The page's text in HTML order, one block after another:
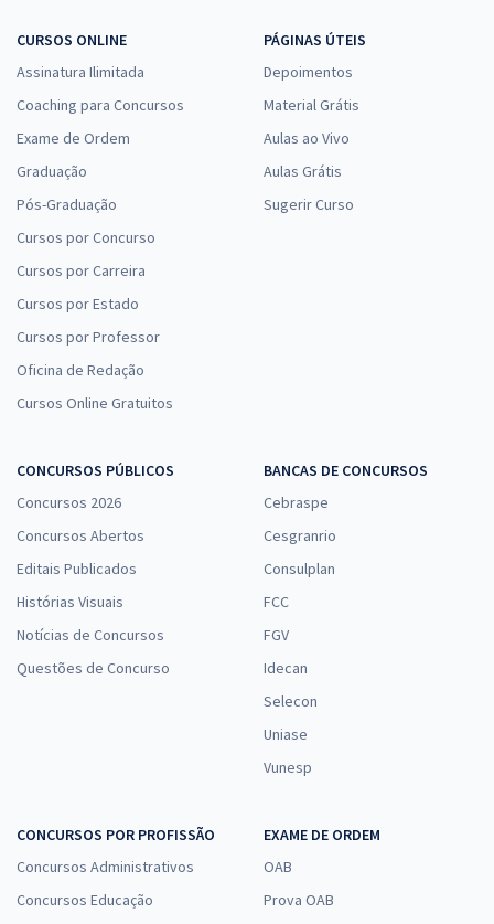
TJ SC - Tribunal de Justiça do Estado de Santa Catarina -
Conhecimentos Gerais para o Cargo de Técnico Judiciário Auxiliar
à vista
Economize R$ 65,96 (-20%)
Santa Catarina - Técnico Judiciário Auxiliar (Pós-Edital)
Comprar
TJ SC - Tribunal de Justiça do Estado de Santa Catarina -
Conhecimentos Específicos Para o Cargo de Assistente Social com
25,52
Economize R$ 76,56 (-20%)
Comprar
Conhecimentos Específicos Para o Cargo de Psicólogo com a
Equipe Gran
CURSOS ONLINE
Assinatura Ilimitada
Coaching para Concursos
Exame de Ordem
Graduação
Pós-Graduação
Cursos por Concurso
Cursos por Carreira
Cursos por Estado
Cursos por Professor
Oficina de Redação
Cursos Online Gratuitos
PÁGINAS ÚTEIS
Depoimentos
Material Grátis
Aulas ao Vivo
Aulas Grátis
Sugerir Curso
CONCURSOS PÚBLICOS
Concursos 2026
Concursos Abertos
Editais Publicados
Histórias Visuais
Notícias de Concursos
Questões de Concurso
BANCAS DE CONCURSOS
Cebraspe
Cesgranrio
Consulplan
FCC
FGV
Idecan
Selecon
Uniase
Vunesp
CONCURSOS POR PROFISSÃO
Concursos Administrativos
Concursos Educação
EXAME DE ORDEM
OAB
Prova OAB